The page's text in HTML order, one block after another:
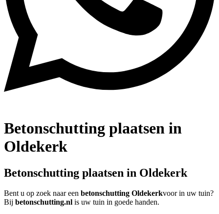
Betonschutting plaatsen in
Oldekerk
Betonschutting plaatsen in Oldekerk
Bent u op zoek naar een betonschutting Oldekerkvoor in uw tuin?
Bij betonschutting.nl is uw tuin in goede handen.